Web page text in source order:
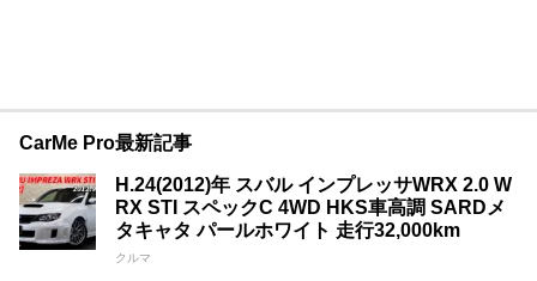
CarMe Pro最新記事
H.24(2012)年 スバル インプレッサWRX 2.0 W
RX STI スペックC 4WD HKS車高調 SARDメ
タキャタ パールホワイト 走行32,000km
クルマ